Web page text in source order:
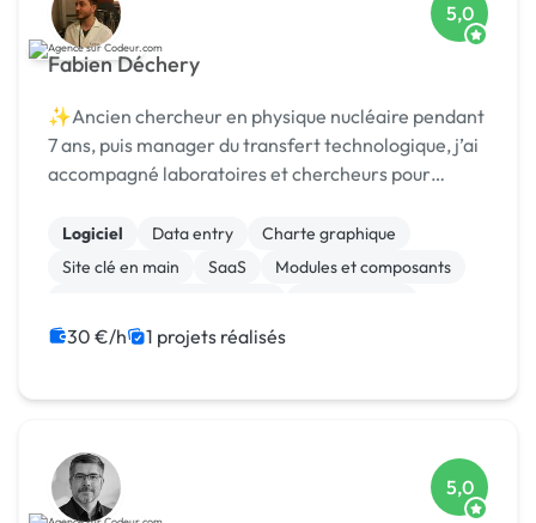
Fabien Déchery
5,0
✨Ancien chercheur en physique nucléaire pendant
7 ans, puis manager du transfert technologique, j’ai
accompagné laboratoires et chercheurs pour
puis st
Logiciel Data entry
Charte graphique
Site clé en main
SaaS
Modules et composants
Integration HTML
Installation de Script
30 €/h 1 projets réalisés
5,0